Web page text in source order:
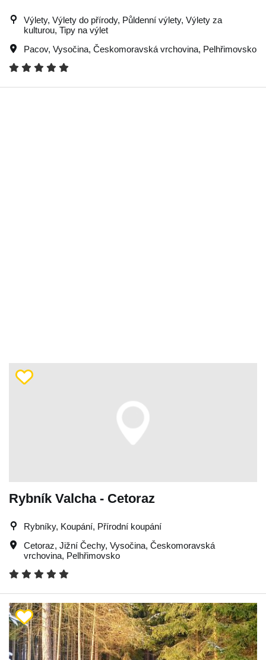
Výlety, Výlety do přírody, Půldenní výlety, Výlety za
kulturou, Tipy na výlet
Pacov, Vysočina, Českomoravská vrchovina, Pelhřimovsko
Rybník Valcha - Cetoraz
Rybníky, Koupání, Přírodní koupání
Cetoraz, Jižní Čechy, Vysočina, Českomoravská
vrchovina, Pelhřimovsko